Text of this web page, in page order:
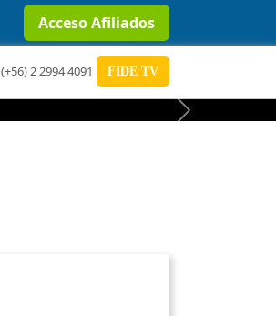
Acceso Afiliados
(+56) 2 2994 4091 FIDE TV
Next